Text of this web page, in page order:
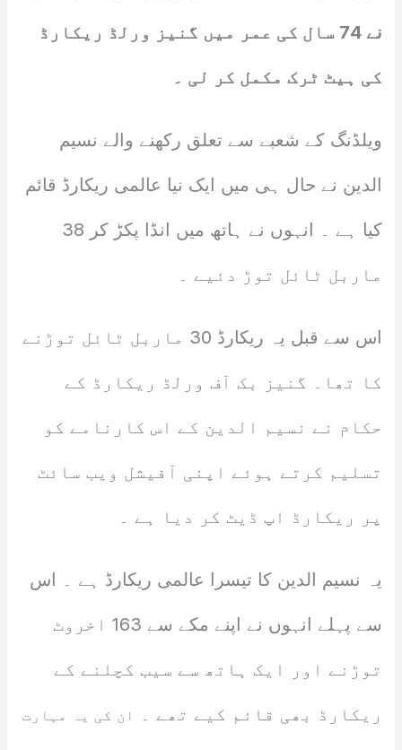
نے 74 سال کی عمر میں گنیز ورلڈ ریکارڈ
کی ہیٹ ٹرک مکمل کر لی ۔
ویلڈنگ کے شعبے سے تعلق رکھنے والے نسیم
الدین نے حال ہی میں ایک نیا عالمی ریکارڈ قائم
کیا ہے ۔ انہوں نے ہاتھ میں انڈا پکڑ کر 38
ماربل ٹائل توڑ دئیے ۔
اس سے قبل یہ ریکارڈ 30 ماربل ٹائل توڑنے
کا تھا۔ گنیز بک آف ورلڈ ریکارڈ کے
حکام نے نسیم الدین کے اس کارنامے کو
تسلیم کرتے ہوئے اپنی آفیشل ویب سائٹ
پر ریکارڈ اپ ڈیٹ کر دیا ہے ۔
یہ نسیم الدین کا تیسرا عالمی ریکارڈ ہے ۔ اس
سے پہلے انہوں نے اپنے مکے سے 163 اخروٹ
توڑنے اور ایک ہاتھ سے سیب کچلنے کے
ریکارڈ بھی قائم کیے تھے ۔ ان کی یہ مہارت